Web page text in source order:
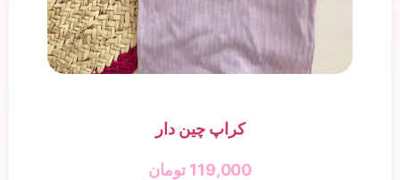
کراپ چین دار
119,000 تومان